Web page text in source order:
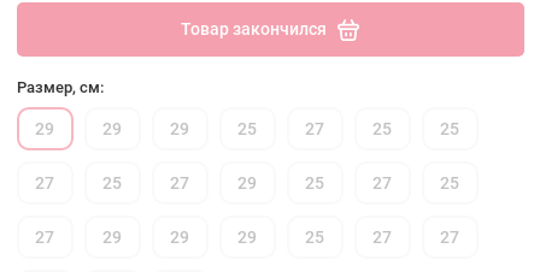
Товар закончился
Размер, см:
29 29 29 25 27 25 25
27 25 27 29 25 27 25
27 29 29 29 25 27 27